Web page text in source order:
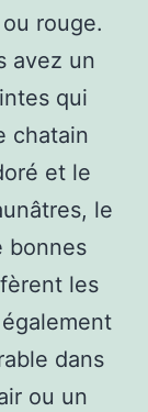
rouge.
avez un
qui
chatain
et le
le
bonnes
les
dans
ou un